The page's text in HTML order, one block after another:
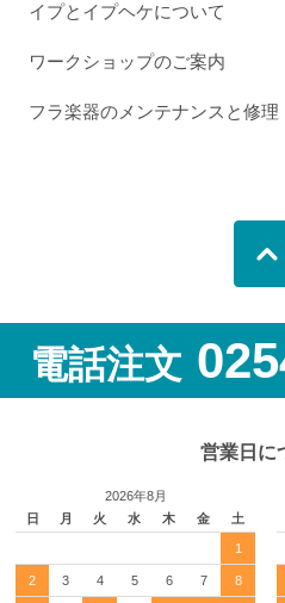
イプとイプヘケについて
ワークショップのご案内
フラ楽器のメンテナンスと修理
電話注文
営業日に
2026年8月
日
月 火 水 木 金 土
1
2 3 4 5 6 7 8